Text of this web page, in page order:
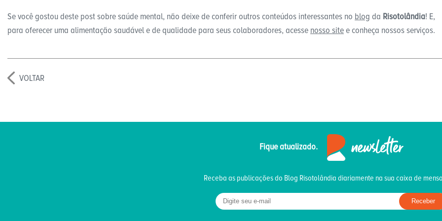
Se você gostou deste post sobre saúde mental, não deixe de conferir outros conteúdos interessantes no blog da Risotolândia! E,
para oferecer uma alimentação saudável e de qualidade para seus colaboradores, acesse nosso sitee conheça nossos serviços.
VOLTAR
Fique atualizado.
Receba as publicações do Blog Risotolândia diariamente na sua caixa de